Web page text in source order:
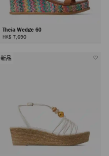
Theia Wedge 60
HK$ 7,690
新品